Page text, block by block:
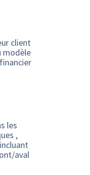
client
modèle
les
,
aval